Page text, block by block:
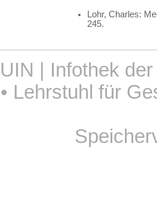
Lohr, Charles:
245.
| Infothek
• Lehrstuhl für